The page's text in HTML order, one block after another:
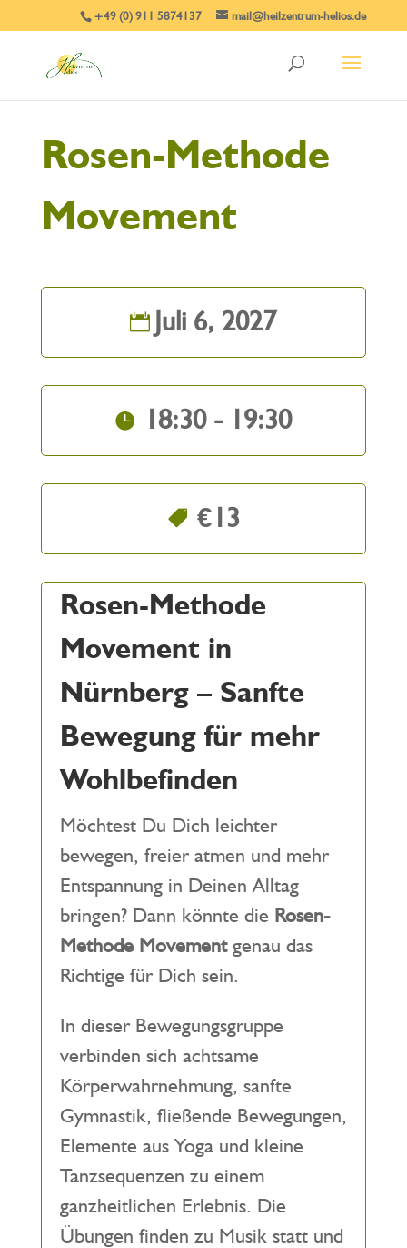
+49 (0) 911 5874137 mail@heilzentrum-helios.de
Rosen-Methode
Movement
Juli 6, 2027
18:30 - 19:30
€13
Rosen-Methode
Movement in
Nürnberg – Sanfte
Bewegung für mehr
Wohlbefinden
Möchtest Du Dich leichter
bewegen, freier atmen und mehr
Entspannung in Deinen Alltag
bringen? Dann könnte die Rosen-
Methode Movementgenau das
Richtige für Dich sein.
In dieser Bewegungsgruppe
verbinden sich achtsame
Körperwahrnehmung, sanfte
Gymnastik, fließende Bewegungen,
Elemente aus Yoga und kleine
Tanzsequenzen zu einem
ganzheitlichen Erlebnis. Die
Übungen finden zu Musik statt und